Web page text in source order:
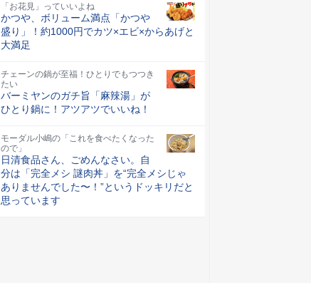
「お花見」っていいよね
かつや、ボリューム満点「かつや
盛り」！約1000円でカツ×エビ×からあげと
大満足
チェーンの鍋が至福！ひとりでもつつき
たい
バーミヤンのガチ旨「麻辣湯」が
ひとり鍋に！アツアツでいいね！
モーダル小嶋の「これを食べたくなった
ので」
日清食品さん、ごめんなさい。自
分は「完全メシ 謎肉丼」を“完全メシじゃ
ありませんでした〜！”というドッキリだと
思っています